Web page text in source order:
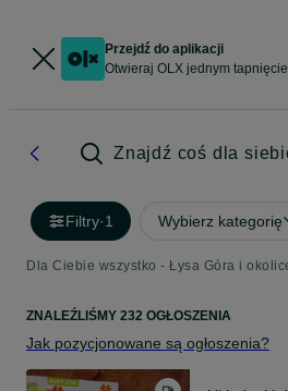
Przejdź do aplikacji
Otwieraj OLX jednym
Znajdź coś dla
Filtry·1 Wybierz kategorię
Dla Ciebie wszystko - Łysa Góra i
ZNALEŹLIŚMY 232 OGŁOSZENIA
Jak pozycjonowane są ogłoszenia?